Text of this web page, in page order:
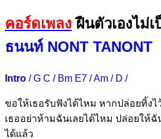
คอร์ดเพลง ฝืนตัวเองไม่
ธนนท์ NONT TANONT
Intro / G C / Bm E7 / Am / D /
ขอให้เธอรับฟังได้ไหม หากปล่อยทิ้งไ
เธออย่าห้ามฉันเลยได้ไหม ปล่อยให้ฉั
ได้แล้ว